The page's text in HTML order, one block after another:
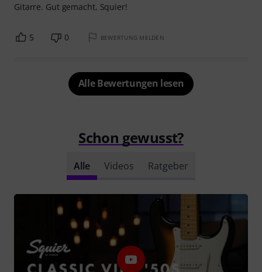
Gitarre. Gut gemacht, Squier!
5 0 BEWERTUNG MELDEN
Alle Bewertungen lesen
Schon gewusst?
Alle Videos Ratgeber